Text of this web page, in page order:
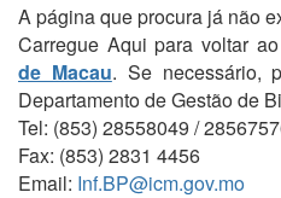
A página que procura já não
Carregue Aqui para voltar
de Macau. Se necessário,
Departamento de Gestão de
Tel: (853) 28558049 /
Fax: (853) 2831 4456
Email: Inf.BP@icm.gov.mo